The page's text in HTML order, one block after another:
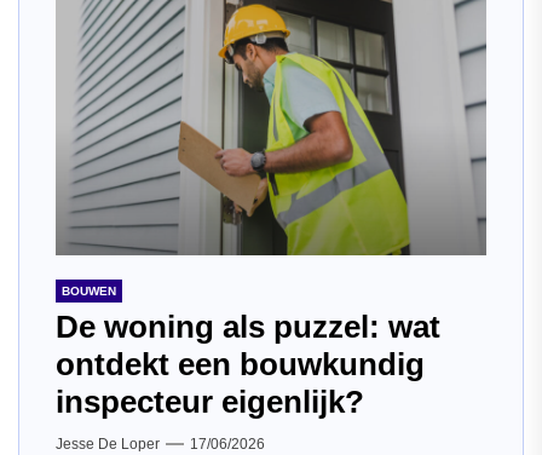
BOUWEN
De woning als puzzel: wat
ontdekt een bouwkundig
inspecteur eigenlijk?
Jesse De Loper 17/06/2026